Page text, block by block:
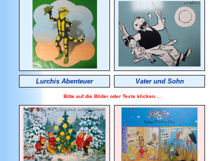
Lurchis Abenteuer Vater und Sohn
Bitte auf die Bilder oder Texte klicken ...